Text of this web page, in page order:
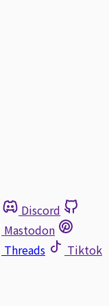
Discord
Mastodon
Threads
Tiktok